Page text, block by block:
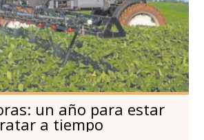
un año para estar
a tiempo